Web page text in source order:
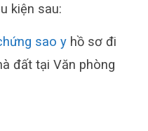
kiện sau:
sao y hồ sơ đi
đất tại Văn phòng